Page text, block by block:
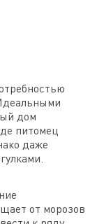
дом
питомец
даже
от морозов